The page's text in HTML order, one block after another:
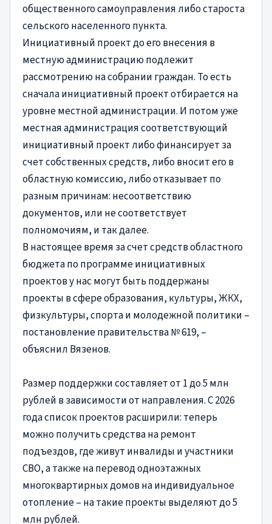
общественного самоуправления либо староста
сельского населенного пункта.
Инициативный проект до его внесения в
местную администрацию подлежит
рассмотрению на собрании граждан. То есть
сначала инициативный проект отбирается на
уровне местной администрации. И потом уже
местная администрация соответствующий
инициативный проект либо финансирует за
счет собственных средств, либо вносит его в
областную комиссию, либо отказывает по
разным причинам: несоответствию
документов, или не соответствует
полномочиям, и так далее.
В настоящее время за счет средств областного
бюджета по программе инициативных
проектов у нас могут быть поддержаны
проекты в сфере образования, культуры, ЖКХ,
физкультуры, спорта и молодежной политики –
постановление правительства № 619, –
объяснил Вязенов.
Размер поддержки составляет от 1 до 5 млн
рублей в зависимости от направления. С 2026
года список проектов расширили: теперь
можно получить средства на ремонт
подъездов, где живут инвалиды и участники
СВО, а также на перевод одноэтажных
многоквартирных домов на индивидуальное
отопление – на такие проекты выделяют до 5
млн рублей.